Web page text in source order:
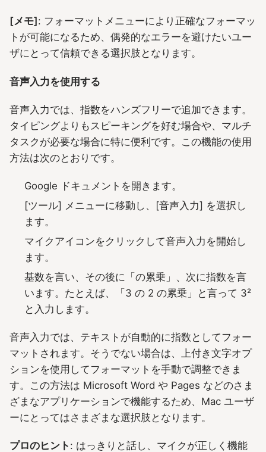
[メモ]: フォーマットメニューにより正確なフォーマッ
トが可能になるため、偶発的なエラーを避けたいユー
ザにとって信頼できる選択肢となります。
音声入力を使用する
音声入力では、指数をハンズフリーで追加できます。
タイピングよりもスピーキングを好む場合や、マルチ
タスクが必要な場合に特に便利です。この機能の使用
方法は次のとおりです。
Google ドキュメントを開きます。
[ツール] メニューに移動し、[音声入力] を選択し
ます。
マイクアイコンをクリックして音声入力を開始し
ます。
基数を言い、その後に「の累乗」、次に指数を言
います。たとえば、「3 の 2 の累乗」と言って 3²
と入力します。
音声入力では、テキストが自動的に指数としてフォー
マットされます。そうでない場合は、上付き文字オプ
ションを使用してフォーマットを手動で調整できま
す。この方法は Microsoft Word や Pages などのさま
ざまなアプリケーションで機能するため、Mac ユーザ
ーにとってはさまざまな選択肢となります。
プロのヒント : はっきりと話し、マイクが正しく機能